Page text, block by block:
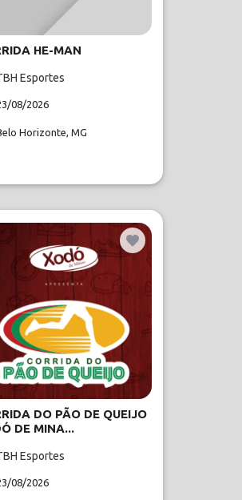
HE-MAN
Esportes
08/2026
Horizonte, MG
DO PÃO DE QUEIJO
DE MINA...
Esportes
08/2026